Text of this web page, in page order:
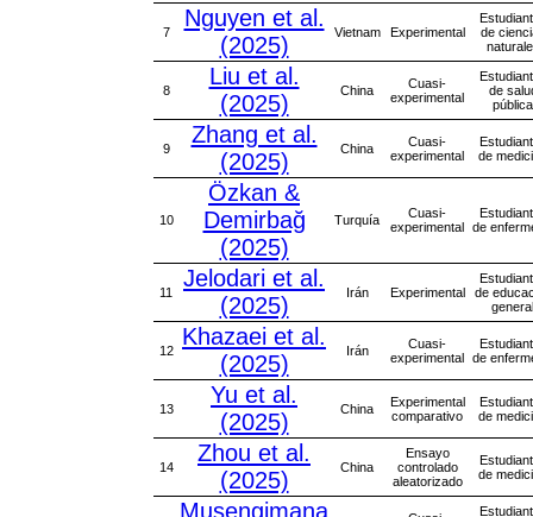
7
Nguyen et al.
(2025)
Vietnam Experimental
de
8
Liu et al.
(2025)
China
Cuasi-
experimental
de
pública
9
Zhang et al.
(2025)
China
Cuasi-
experimental
de
10
Özkan &
Demirbağ
(2025)
Turquía
Cuasi-
experimental de
11
Jelodari et al.
(2025)
Irán Experimental
de
general
12
Khazaei et al.
(2025)
Irán
Cuasi-
experimental de
13
Yu et al.
(2025)
China
Experimental
comparativo
de
14
Zhou et al.
(2025)
China
Ensayo
controlado
aleatorizado
de
Musengimana